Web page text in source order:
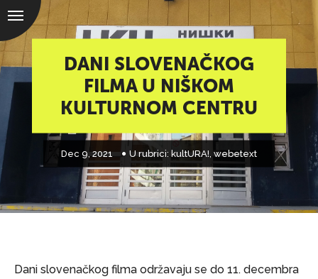
DANI SLOVENAČKOG
FILMA U NIŠKOM
KULTURNOM CENTRU
Dec 9, 2021 U rubrici: kultURA! webetext
Dani slovenačkog filma održavaju se do 11. decembra